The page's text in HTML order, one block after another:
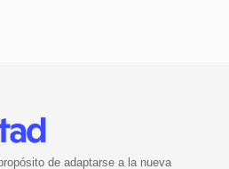
de adaptarse a la nueva